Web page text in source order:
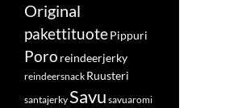
Original
pakettituotePippuri
Poro reindeerjerky
reindeersnack Ruusteri
santajerkySavu savuaromi